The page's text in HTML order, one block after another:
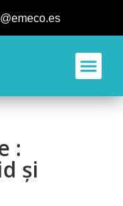
:
și